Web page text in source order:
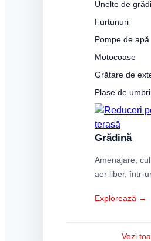
Unelte de
Furtunuri
Pompe de apă
Motocoase
Grătare de
Plase de
Grădină
Amenajare,
aer liber, într-
Explorează →
Vezi